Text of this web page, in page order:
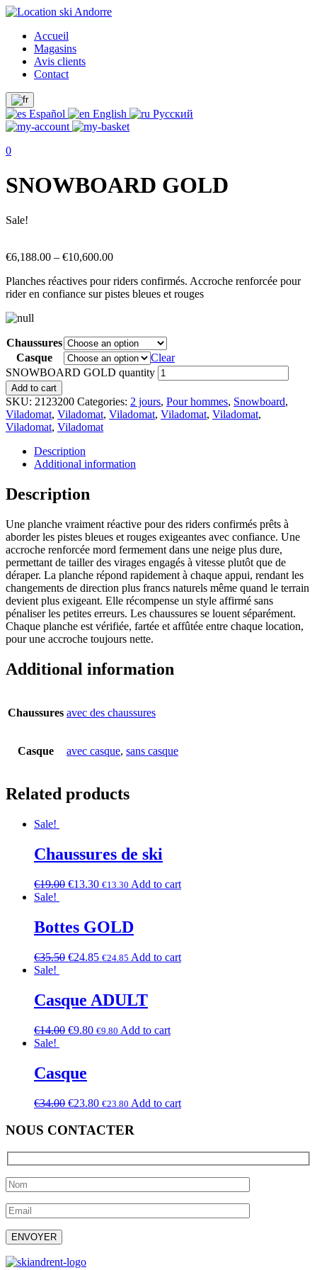
Accueil
Magasins
Avis clients
Contact
Español English Русский
0
SNOWBOARD GOLD
Sale!
€6,188.00 – €10,600.00
Planches réactives pour riders confirmés. Accroche renforcée pour
rider en confiance sur pistes bleues et rouges
Chaussures
Casque
Clear
SNOWBOARD GOLD quantity
Add to cart
SKU: 2123200 Categories: 2 jours, Pour hommes, Snowboard,
Viladomat, Viladomat, Viladomat, Viladomat, Viladomat,
Viladomat, Viladomat
Description
Additional information
Description
Une planche vraiment réactive pour des riders confirmés prêts à
aborder les pistes bleues et rouges exigeantes avec confiance. Une
accroche renforcée mord fermement dans une neige plus dure,
permettant de tailler des virages engagés à vitesse plutôt que de
déraper. La planche répond rapidement à chaque appui, rendant les
changements de direction plus francs naturels même quand le terrain
devient plus exigeant. Elle récompense un style affirmé sans
pénaliser les petites erreurs. Les chaussures se louent séparément.
Chaque planche est vérifiée, fartée et affûtée entre chaque location,
pour une accroche toujours nette.
Additional information
Chaussures avec des chaussures
Casque avec casque, sans casque
Related products
Sale!
Chaussures de ski
€19.00 €13.30 €13.30 Add to cart
Sale!
Bottes GOLD
€35.50 €24.85 €24.85 Add to cart
Sale!
Casque ADULT
€14.00 €9.80 €9.80 Add to cart
Sale!
Casque
€34.00 €23.80 €23.80 Add to cart
NOUS CONTACTER
Laissez ce champ vide.